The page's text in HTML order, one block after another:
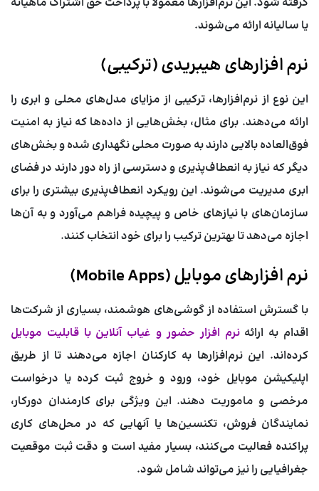
یا سالیانه ارائه می‌شوند.
نرم افزارهای هیبریدی (ترکیبی)
این نوع از نرم‌افزارها، ترکیبی از مزایای مدل‌های محلی و ابری را
ارائه می‌دهند. برای مثال، بخش‌هایی از داده‌ها که نیاز به امنیت
فوق‌العاده بالایی دارند به صورت محلی نگهداری شده و بخش‌های
دیگر که نیاز به انعطاف‌پذیری و دسترسی از راه دور دارند در فضای
ابری مدیریت می‌شوند. این رویکرد انعطاف‌پذیری بیشتری را برای
سازمان‌های با نیازهای خاص و پیچیده فراهم می‌آورد و به آن‌ها
اجازه می‌دهد تا بهترین ترکیب را برای خود انتخاب کنند.
نرم افزارهای موبایل (Mobile Apps)
با گسترش استفاده از گوشی‌های هوشمند، بسیاری از شرکت‌ها
اقدام به ارائهنرم افزار حضور و غیاب آنلاین با قابلیت موبایل
کرده‌اند. این نرم‌افزارها به کارکنان اجازه می‌دهند تا از طریق
اپلیکیشن موبایل خود، ورود و خروج ثبت کرده یا درخواست
مرخصی و ماموریت دهند. این ویژگی برای کارمندان دورکار،
نمایندگان فروش، تکنسین‌ها یا آنهایی که در محل‌های کاری
پراکنده فعالیت می‌کنند، بسیار مفید است و دقت ثبت موقعیت
جغرافیایی را نیز می‌تواند شامل شود.